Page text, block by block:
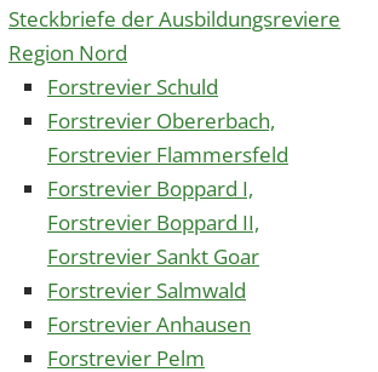
Steckbriefe der Ausbildungsreviere
Region Nord
Forstrevier Schuld
Forstrevier Obererbach,
Forstrevier Flammersfeld
Forstrevier Boppard I,
Forstrevier Boppard II,
Forstrevier Sankt Goar
Forstrevier Salmwald
Forstrevier Anhausen
Forstrevier Pelm